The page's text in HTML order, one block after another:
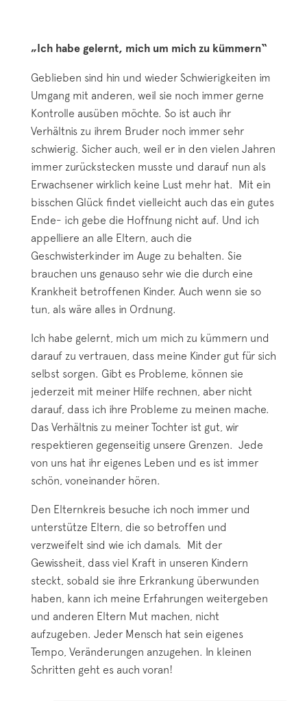
„Ich habe gelernt, mich um mich zu kümmern“
Geblieben sind hin und wieder Schwierigkeiten im
Umgang mit anderen, weil sie noch immer gerne
Kontrolle ausüben möchte. So ist auch ihr
Verhältnis zu ihrem Bruder noch immer sehr
schwierig. Sicher auch, weil er in den vielen Jahren
immer zurückstecken musste und darauf nun als
Erwachsener wirklich keine Lust mehr hat. Mit ein
bisschen Glück findet vielleicht auch das ein gutes
Ende- ich gebe die Hoffnung nicht auf. Und ich
appelliere an alle Eltern, auch die
Geschwisterkinder im Auge zu behalten. Sie
brauchen uns genauso sehr wie die durch eine
Krankheit betroffenen Kinder. Auch wenn sie so
tun, als wäre alles in Ordnung.
Ich habe gelernt, mich um mich zu kümmern und
darauf zu vertrauen, dass meine Kinder gut für sich
selbst sorgen. Gibt es Probleme, können sie
jederzeit mit meiner Hilfe rechnen, aber nicht
darauf, dass ich ihre Probleme zu meinen mache.
Das Verhältnis zu meiner Tochter ist gut, wir
respektieren gegenseitig unsere Grenzen. Jede
von uns hat ihr eigenes Leben und es ist immer
schön, voneinander hören.
Den Elternkreis besuche ich noch immer und
unterstütze Eltern, die so betroffen und
verzweifelt sind wie ich damals. Mit der
Gewissheit, dass viel Kraft in unseren Kindern
steckt, sobald sie ihre Erkrankung überwunden
haben, kann ich meine Erfahrungen weitergeben
und anderen Eltern Mut machen, nicht
aufzugeben. Jeder Mensch hat sein eigenes
Tempo, Veränderungen anzugehen. In kleinen
Schritten geht es auch voran!